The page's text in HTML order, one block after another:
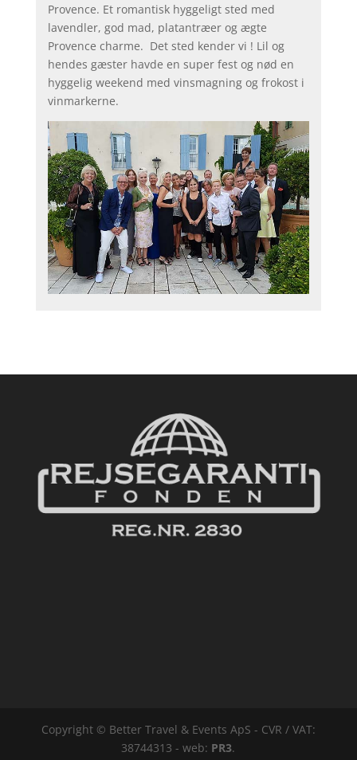
Provence. Et romantisk hyggeligt sted med
lavendler, god mad, platantræer og ægte
Provence charme. Det sted kender vi ! Lil og
hendes gæster havde en super fest og nød en
hyggelig weekend med vinsmagning og frokost i
vinmarkerne.
Copyright © Better Travel & Events ApS - CVR / VAT:
38744313 - web: PR3.